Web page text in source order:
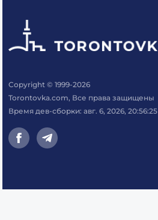
Copyright © 1999-2026
Torontovka.com, Все права защищены
Время дев-сборки: авг. 6, 2026, 20:56:25